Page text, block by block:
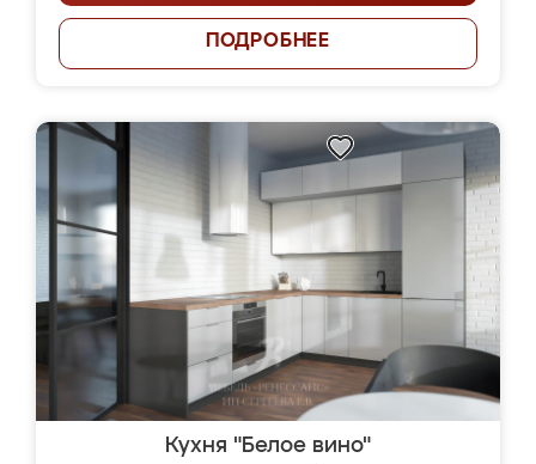
ПОДРОБНЕЕ
Кухня "Белое вино"